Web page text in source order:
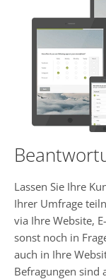
Lassen Sie Ihre
Ihrer Umfrage
via Ihre Website,
sonst noch in
auch in Ihre
Befragungen sind